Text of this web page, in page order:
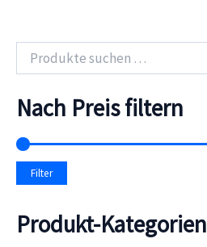
h
e
n
a
Nach Preis filtern
Filter
Produkt-Kategorien